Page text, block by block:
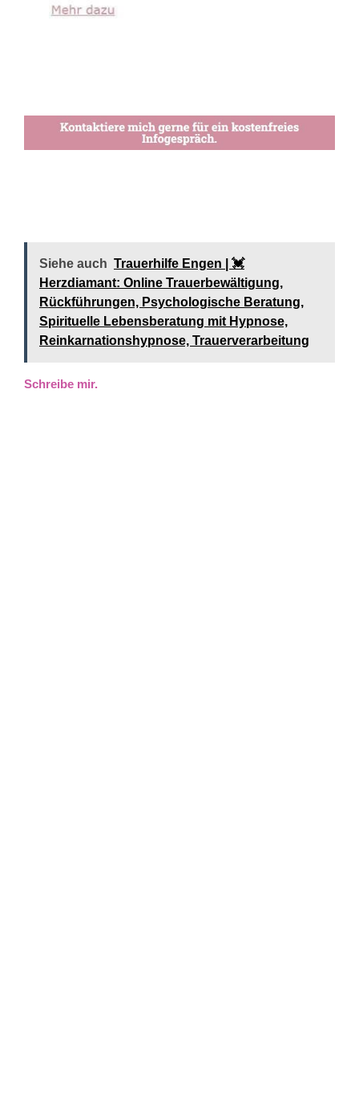
Siehe auch Trauerhilfe Engen | 💓️️
Herzdiamant: Online Trauerbewältigung,
Rückführungen, Psychologische Beratung,
Spirituelle Lebensberatung mit Hypnose,
Reinkarnationshypnose, Trauerverarbeitung
Schreibe mir.